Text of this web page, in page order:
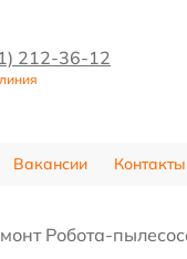
212-36-12
Вакансии Контакты
Робота-